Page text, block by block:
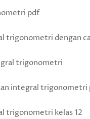
pdf
trigonometri dengan
trigonometri
integral trigonometri
trigonometri kelas 12